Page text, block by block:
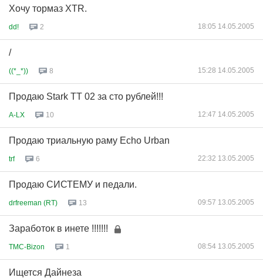
Хочу тормаз XTR.
dd! 2 18:05 14.05.2005
/
((*_*)) 8 15:28 14.05.2005
Продаю Stark TT 02 за сто рублей!!!
A-LX 10 12:47 14.05.2005
Продаю триальную раму Echo Urban
trf 6 22:32 13.05.2005
Продаю СИСТЕМУ и педали.
drfreeman (RT) 13 09:57 13.05.2005
Заработок в инете !!!!!!!
TMC-Bizon 1 08:54 13.05.2005
Ищется Дайнеза